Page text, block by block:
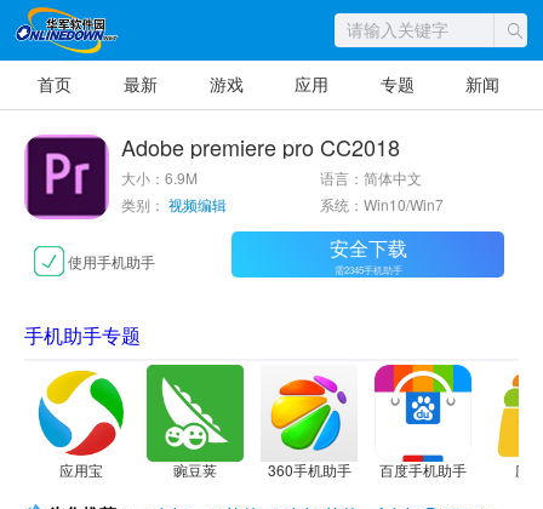
首页 最新 游戏 应用 专题 新闻
Adobe premiere pro CC2018
大小：6.9M
语言：简体中文
类别： 视频编辑 系统：Win10/Win7
使用手机助手 安全下载
需2345手机助手
手机助手专题
应用宝 豌豆荚 360手机助手 百度手机助手 应